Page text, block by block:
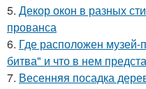
5. Декор окон в разных
прованса
6. Где расположен музей-
битва" и что в нем
7. Весенняя посадка